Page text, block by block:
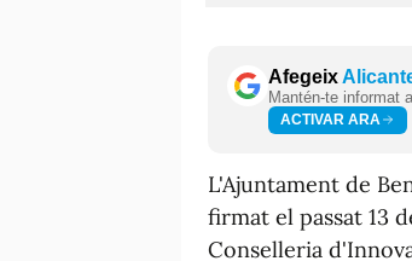
Afegeix
Mantén-te informat
ACTIVAR ARA
L'Ajuntament de
firmat el passat 13
Conselleria